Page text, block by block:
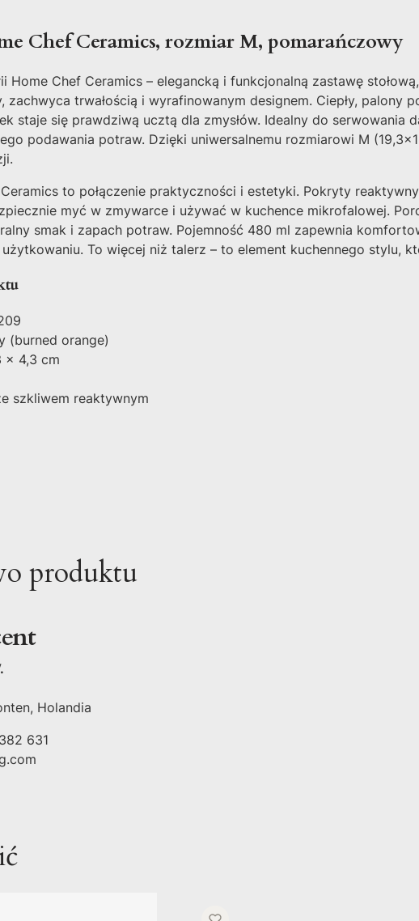
Chef Ceramics, rozmiar M, pomarańczowy
Home Chef Ceramics – elegancką i funkcjonalną zastawę
zachwyca trwałością i wyrafinowanym designem. Ciepły,
staje się prawdziwą ucztą dla zmysłów. Idealny do
podawania potraw. Dzięki uniwersalnemu rozmiarowi M
to połączenie praktyczności i estetyki. Pokryty
myć w zmywarce i używać w kuchence mikrofalowej.
smak i zapach potraw. Pojemność 480 ml zapewnia
To więcej niż talerz – to element kuchennego stylu,
(burned orange)
x 4,3 cm
szkliwem reaktywnym
produktu
Holandia
631